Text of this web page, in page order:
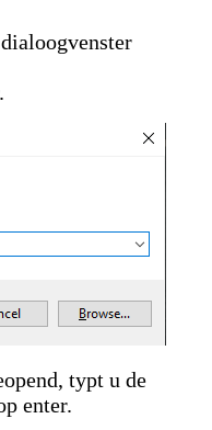
typt u de
enter.